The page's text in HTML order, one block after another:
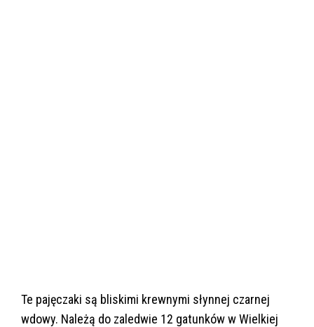
Te pajęczaki są bliskimi krewnymi słynnej czarnej
wdowy. Należą do zaledwie 12 gatunków w Wielkiej